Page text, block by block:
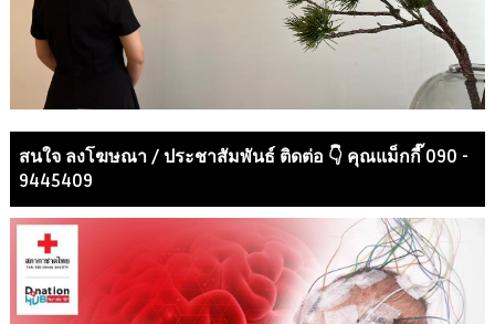
สนใจ ลงโฆษณา / ประชาสัมพันธ์ ติดต่อ 👇 คุณแม็กกี๊ 090 -
9445409